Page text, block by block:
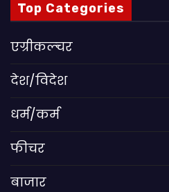
Top Categories
एग्रीकल्चर
देश/विदेश
धर्म/कर्म
फीचर
बाजार